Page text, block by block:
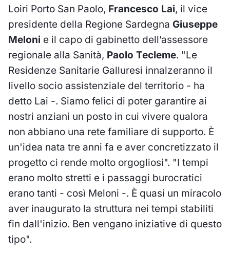
Loiri Porto San Paolo, Francesco Lai, il vice
presidente della Regione Sardegna Giuseppe
Meloni e il capo di gabinetto dell’assessore
regionale alla Sanità, Paolo Tecleme. "Le
Residenze Sanitarie Galluresi innalzeranno il
livello socio assistenziale del territorio - ha
detto Lai -. Siamo felici di poter garantire ai
nostri anziani un posto in cui vivere qualora
non abbiano una rete familiare di supporto. È
un'idea nata tre anni fa e aver concretizzato il
progetto ci rende molto orgogliosi". "I tempi
erano molto stretti e i passaggi burocratici
erano tanti - così Meloni -. È quasi un miracolo
aver inaugurato la struttura nei tempi stabiliti
fin dall'inizio. Ben vengano iniziative di questo
tipo".